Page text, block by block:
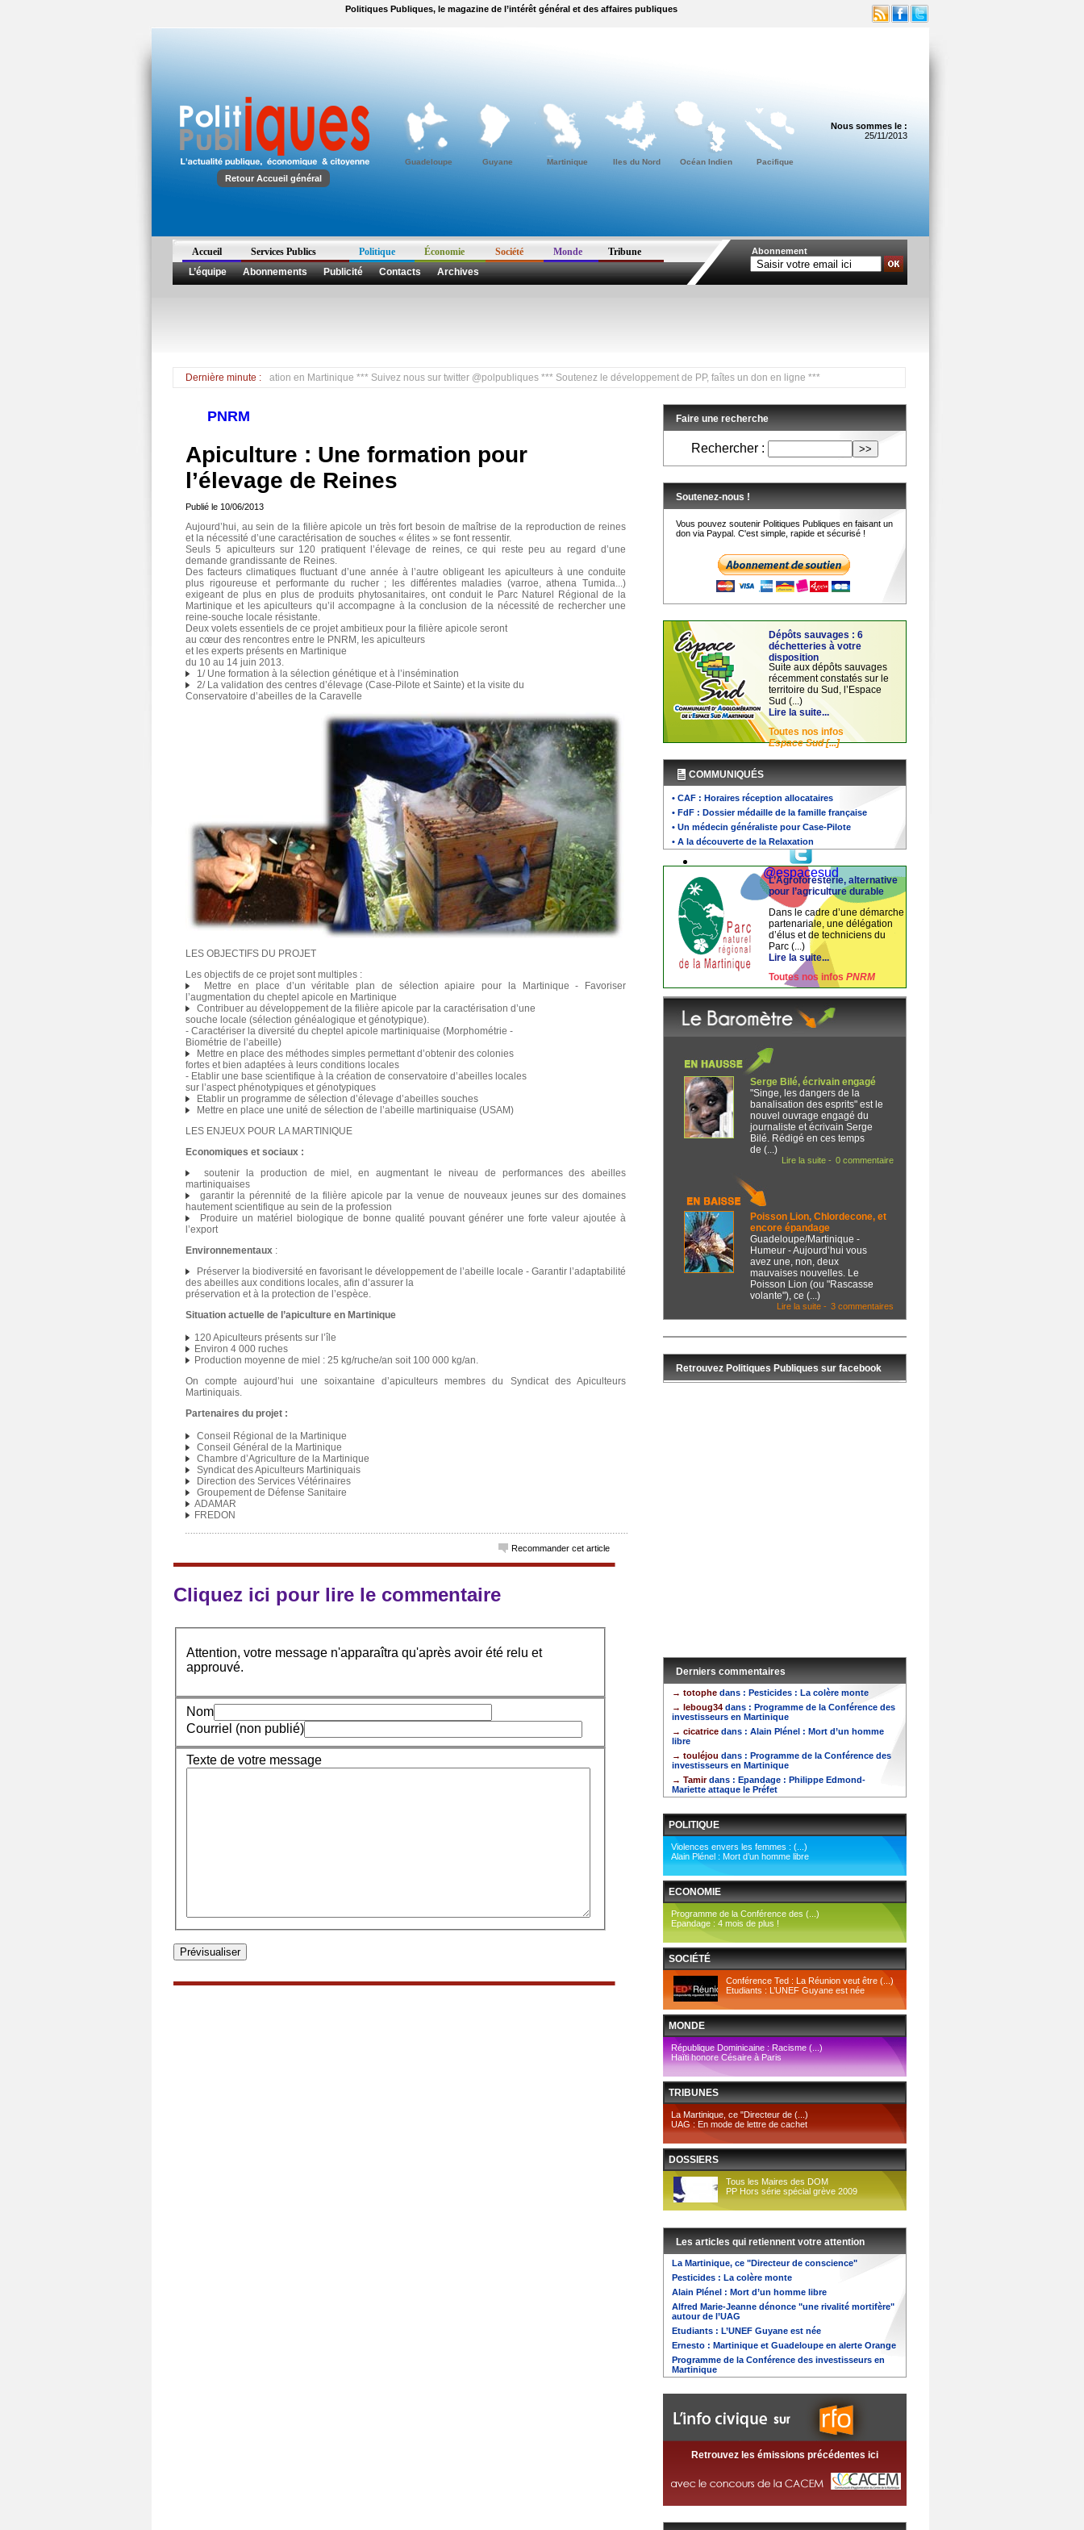
Politiques Publiques, le magazine de l’intérêt général et des affaires publiques
Nous sommes le :
25/11/2013
Retour Accueil général
Guadeloupe Guyane Martinique Iles du Nord Océan Indien Pacifique
Abonnement
Accueil Services Publics Politique Économie Société Monde
Tribune
L’équipe
Abonnements Publicité Contacts Archives
Dernière minute :
Epandage aérien de nouveau autorisé par dérogation en Martinique *** Suivez nous sur twitter @polpubliques *** Soutenez le développement de PP, faîtes un don en ligne ***
PNRM
Apiculture : Une formation pour
l’élevage de Reines
Publié le 10/06/2013
Aujourd’hui, au sein de la filière apicole un très fort besoin de maîtrise de la reproduction de reines
et la nécessité d’une caractérisation de souches « élites » se font ressentir.
Seuls 5 apiculteurs sur 120 pratiquent l’élevage de reines, ce qui reste peu au regard d’une
demande grandissante de Reines.
Des facteurs climatiques fluctuant d’une année à l’autre obligeant les apiculteurs à une conduite
plus rigoureuse et performante du rucher ; les différentes maladies (varroe, athena Tumida...)
exigeant de plus en plus de produits phytosanitaires, ont conduit le Parc Naturel Régional de la
Martinique et les apiculteurs qu’il accompagne à la conclusion de la nécessité de rechercher une
reine-souche locale résistante.
Deux volets essentiels de ce projet ambitieux pour la filière apicole seront
au cœur des rencontres entre le PNRM, les apiculteurs
et les experts présents en Martinique
du 10 au 14 juin 2013.
1/ Une formation à la sélection génétique et à l’insémination
2/ La validation des centres d’élevage (Case-Pilote et Sainte) et la visite du
Conservatoire d’abeilles de la Caravelle
LES OBJECTIFS DU PROJET
Les objectifs de ce projet sont multiples :
Mettre en place d’un véritable plan de sélection apiaire pour la Martinique - Favoriser
l’augmentation du cheptel apicole en Martinique
Contribuer au développement de la filière apicole par la caractérisation d’une
souche locale (sélection généalogique et génotypique).
- Caractériser la diversité du cheptel apicole martiniquaise (Morphométrie -
Biométrie de l’abeille)
Mettre en place des méthodes simples permettant d’obtenir des colonies
fortes et bien adaptées à leurs conditions locales
- Etablir une base scientifique à la création de conservatoire d’abeilles locales
sur l’aspect phénotypiques et génotypiques
Etablir un programme de sélection d’élevage d’abeilles souches
Mettre en place une unité de sélection de l’abeille martiniquaise (USAM)
LES ENJEUX POUR LA MARTINIQUE
Economiques et sociaux :
soutenir la production de miel, en augmentant le niveau de performances des abeilles
martiniquaises
garantir la pérennité de la filière apicole par la venue de nouveaux jeunes sur des domaines
hautement scientifique au sein de la profession
Produire un matériel biologique de bonne qualité pouvant générer une forte valeur ajoutée à
l’export
Environnementaux :
Préserver la biodiversité en favorisant le développement de l’abeille locale - Garantir l’adaptabilité
des abeilles aux conditions locales, afin d’assurer la
préservation et à la protection de l’espèce.
Situation actuelle de l’apiculture en Martinique
120 Apiculteurs présents sur l’île
Environ 4 000 ruches
Production moyenne de miel : 25 kg/ruche/an soit 100 000 kg/an.
On compte aujourd’hui une soixantaine d’apiculteurs membres du Syndicat des Apiculteurs
Martiniquais.
Partenaires du projet :
Conseil Régional de la Martinique
Conseil Général de la Martinique
Chambre d’Agriculture de la Martinique
Syndicat des Apiculteurs Martiniquais
Direction des Services Vétérinaires
Groupement de Défense Sanitaire
ADAMAR
FREDON
Recommander cet article
Cliquez ici pour lire le commentaire
Attention, votre message n'apparaîtra qu'après avoir été relu et
approuvé.
Nom
Courriel (non publié)
Texte de votre message
Faire une recherche
Rechercher :
Soutenez-nous !
Vous pouvez soutenir Politiques Publiques en faisant un
don via Paypal. C'est simple, rapide et sécurisé !
Dépôts sauvages : 6
déchetteries à votre
disposition
Suite aux dépôts sauvages
récemment constatés sur le
territoire du Sud, l’Espace
Sud (...)
Lire la suite...
Toutes nos infos
Espace Sud [...]
Vidéos
Espace Sud
@espacesud
COMMUNIQUÉS
• CAF : Horaires réception allocataires
• FdF : Dossier médaille de la famille française
• Un médecin généraliste pour Case-Pilote
• A la découverte de la Relaxation
L’Agroforesterie, alternative
pour l’agriculture durable
Dans le cadre d’une démarche
partenariale, une délégation
d’élus et de techniciens du
Parc (...)
Lire la suite...
Toutes nos infos PNRM
Serge Bilé, écrivain engagé
"Singe, les dangers de la
banalisation des esprits" est le
nouvel ouvrage engagé du
journaliste et écrivain Serge
Bilé. Rédigé en ces temps
de (...)
0 commentaire
Lire la suite -
Poisson Lion, Chlordecone, et
encore épandage
Guadeloupe/Martinique -
Humeur - Aujourd’hui vous
avez une, non, deux
mauvaises nouvelles. Le
Poisson Lion (ou "Rascasse
volante"), ce (...)
3 commentaires
Lire la suite -
Retrouvez Politiques Publiques sur facebook
Derniers commentaires
→ totophe dans : Pesticides : La colère monte
→ leboug34 dans : Programme de la Conférence des
investisseurs en Martinique
→ cicatrice dans : Alain Plénel : Mort d’un homme
libre
→ touléjou dans : Programme de la Conférence des
investisseurs en Martinique
→ Tamirdans : Epandage : Philippe Edmond-
Mariette attaque le Préfet
POLITIQUE
Violences envers les femmes : (...)
Alain Plénel : Mort d’un homme libre
ECONOMIE
Programme de la Conférence des (...)
Epandage : 4 mois de plus !
SOCIÉTÉ
Conférence Ted : La Réunion veut être (...)
Etudiants : L’UNEF Guyane est née
MONDE
République Dominicaine : Racisme (...)
Haïti honore Césaire à Paris
TRIBUNES
La Martinique, ce "Directeur de (...)
UAG : En mode de lettre de cachet
DOSSIERS
Tous les Maires des DOM
PP Hors série spécial grève 2009
Les articles qui retiennent votre attention
La Martinique, ce "Directeur de conscience"
Pesticides : La colère monte
Alain Plénel : Mort d’un homme libre
Alfred Marie-Jeanne dénonce "une rivalité mortifère"
autour de l’UAG
Etudiants : L’UNEF Guyane est née
Ernesto : Martinique et Guadeloupe en alerte Orange
Programme de la Conférence des investisseurs en
Martinique
Retrouvez les émissions précédentes ici